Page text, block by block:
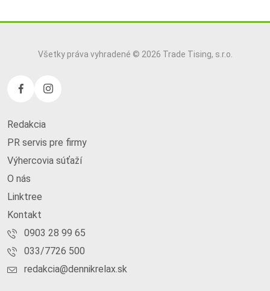
Všetky práva vyhradené © 2026 Trade Tising, s.r.o.
Redakcia
PR servis pre firmy
Výhercovia súťaží
O nás
Linktree
Kontakt
0903 28 99 65
033/7726 500
redakcia@dennikrelax.sk